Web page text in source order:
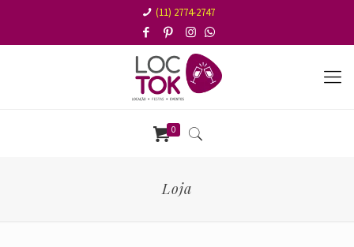
(11) 2774-2747
0
Loja